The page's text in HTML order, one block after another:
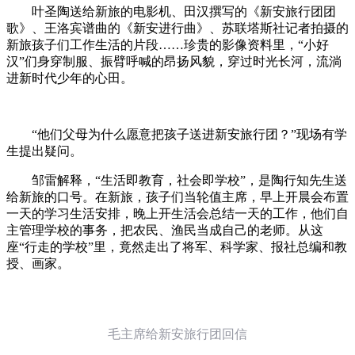
叶圣陶送给新旅的电影机、田汉撰写的《新安旅行团团
歌》、王洛宾谱曲的《新安进行曲》、苏联塔斯社记者拍摄的
新旅孩子们工作生活的片段……珍贵的影像资料里，“小好
汉”们身穿制服、振臂呼喊的昂扬风貌，穿过时光长河，流淌
进新时代少年的心田。
“他们父母为什么愿意把孩子送进新安旅行团？”现场有学
生提出疑问。
邹雷解释，“生活即教育，社会即学校”，是陶行知先生送
给新旅的口号。在新旅，孩子们当轮值主席，早上开晨会布置
一天的学习生活安排，晚上开生活会总结一天的工作，他们自
主管理学校的事务，把农民、渔民当成自己的老师。从这
座“行走的学校”里，竟然走出了将军、科学家、报社总编和教
授、画家。
毛主席给新安旅行团回信